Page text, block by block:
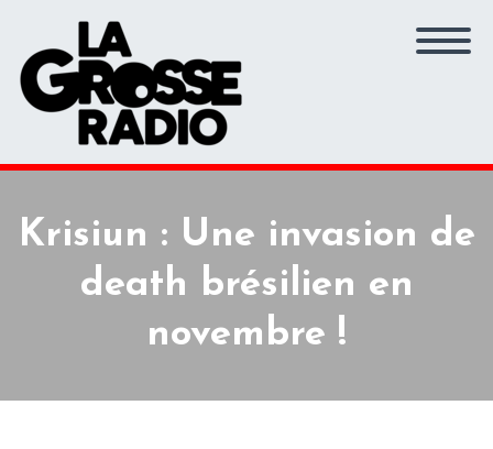
Krisiun : Une invasion de
death brésilien en
novembre !